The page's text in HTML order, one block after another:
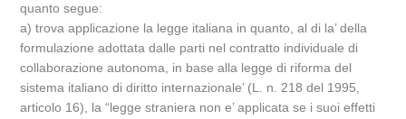
quanto segue:
a) trova applicazione la legge italiana in quanto, al di la’ della
formulazione adottata dalle parti nel contratto individuale di
collaborazione autonoma, in base alla legge di riforma del
sistema italiano di diritto internazionale’ (L. n. 218 del 1995,
articolo 16), la “legge straniera non e’ applicata se i suoi effetti